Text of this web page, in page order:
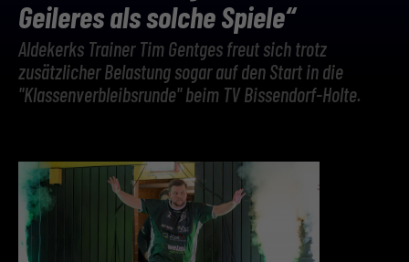
Geileres als solche Spiele“
Aldekerks Trainer Tim Gentges freut sich trotz
zusätzlicher Belastung sogar auf den Start in die
"Klassenverbleibsrunde" beim TV Bissendorf-Holte.